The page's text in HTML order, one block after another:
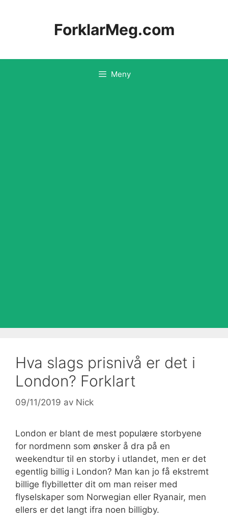
ForklarMeg.com
Meny
Hva slags prisnivå er det i
London? Forklart
09/11/2019 av Nick
London er blant de mest populære storbyene
for nordmenn som ønsker å dra på en
weekendtur til en storby i utlandet, men er det
egentlig billig i London? Man kan jo få ekstremt
billige flybilletter dit om man reiser med
flyselskaper som Norwegian eller Ryanair, men
ellers er det langt ifra noen billigby.